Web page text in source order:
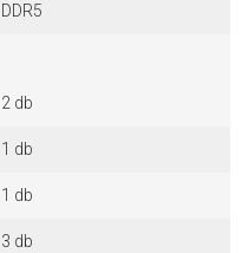
DDR5
2 db
1 db
1 db
3 db